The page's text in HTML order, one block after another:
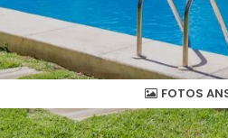
FOTOS